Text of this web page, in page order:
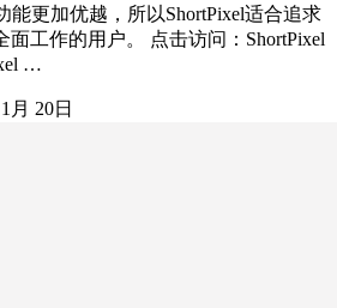
能更加优越，所以ShortPixel适合追求
面工作的用户。 点击访问：ShortPixel
…
月 20日